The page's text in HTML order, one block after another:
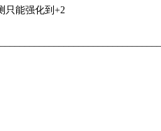
能强化到+2